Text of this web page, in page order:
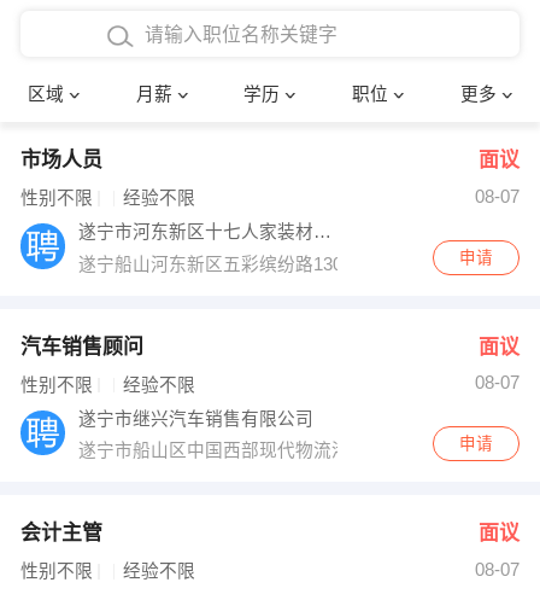
区域 月薪 学历 职位 更多
4000-5000元
8000-12000元
12000-20000元
博士
文员
财务会计
网络IT
快递员
收银员 技术员/工程师
出纳
确定
市场人员 面议
性别不限 经验不限
08-07
遂宁市河东新区十七人家装材料经营部
遂宁船山河东新区五彩缤纷路130号保利江语城二期五彩
申请
汽车销售顾问 面议
性别不限 经验不限
08-07
遂宁市继兴汽车销售有限公司
遂宁市船山区中国西部现代物流港天联东风汽车城1号楼
申请
会计主管 面议
性别不限 经验不限
08-07